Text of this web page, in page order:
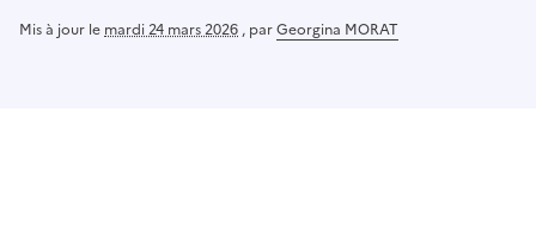
Mis à jour le mardi 24 mars 2026 , parGeorgina MORAT